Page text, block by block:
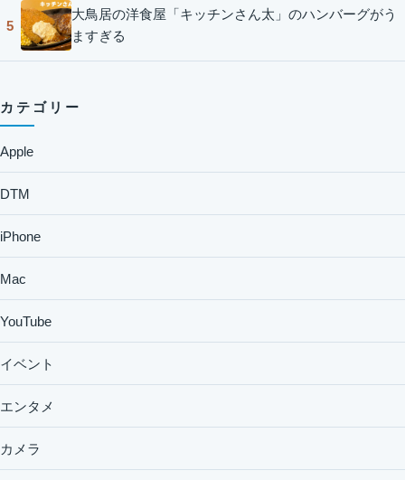
5
大鳥居の洋食屋「キッチンさん太」のハンバーグがう
ますぎる
カテゴリー
Apple
DTM
iPhone
Mac
YouTube
イベント
エンタメ
カメラ